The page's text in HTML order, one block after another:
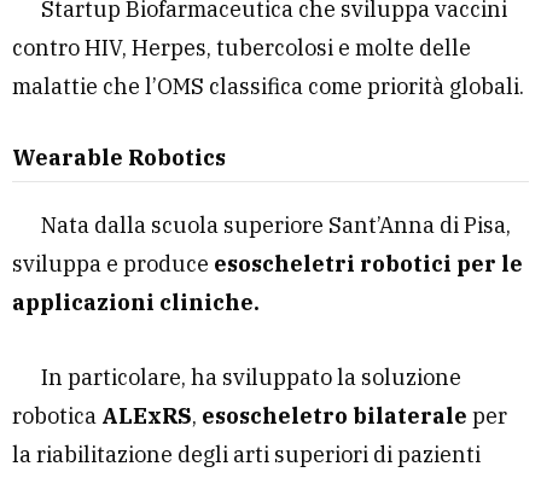
Startup Biofarmaceutica che sviluppa vaccini
contro HIV, Herpes, tubercolosi e molte delle
malattie che l’OMS classifica come priorità globali.
Wearable Robotics
Nata dalla scuola superiore Sant’Anna di Pisa,
sviluppa e produce esoscheletri robotici per le
applicazioni cliniche.
In particolare, ha sviluppato la soluzione
robotica ALExRS, esoscheletro bilaterale per
la riabilitazione degli arti superiori di pazienti